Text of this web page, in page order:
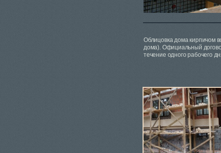
Облицовка дома кирпичом
дома). Официальный
течение одного рабочего